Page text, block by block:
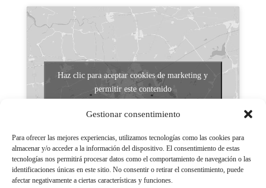
Gestionar consentimiento
Para ofrecer las mejores experiencias, utilizamos tecnologías como las cookies para
almacenar y/o acceder a la información del dispositivo. El consentimiento de estas
tecnologías nos permitirá procesar datos como el comportamiento de navegación o las
identificaciones únicas en este sitio. No consentir o retirar el consentimiento, puede
afectar negativamente a ciertas características y funciones.
Haz clic para aceptar cookies de marketing y
permitir este contenido
Aviso legal